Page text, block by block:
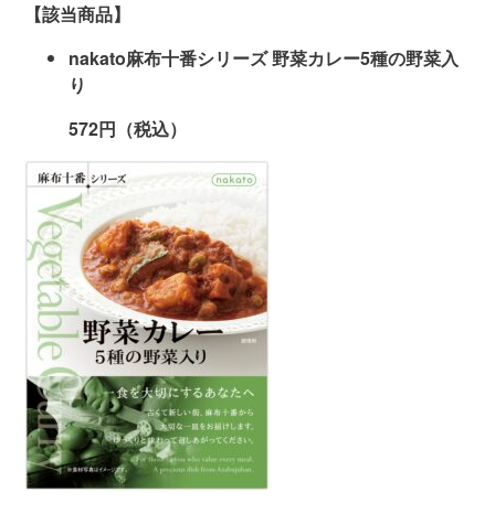
【該当商品】
nakato麻布十番シリーズ 野菜カレー5種の野菜入
り
572円（税込）